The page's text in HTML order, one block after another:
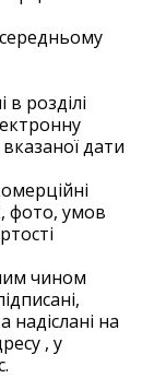
розділі
дати
фото, умов
чином
надіслані на
, у